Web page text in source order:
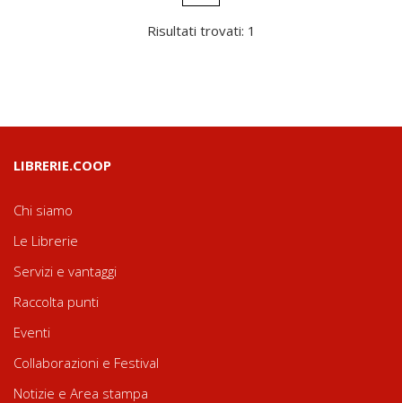
Risultati trovati: 1
LIBRERIE.COOP
Chi siamo
Le Librerie
Servizi e vantaggi
Raccolta punti
Eventi
Collaborazioni e Festival
Notizie e Area stampa